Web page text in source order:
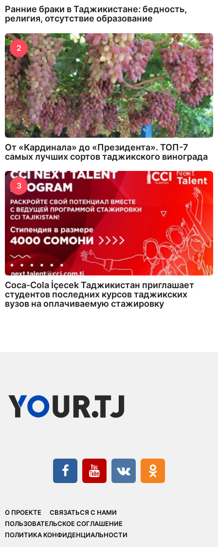
Ранние браки в Таджикистане: бедность,
религия, отсутствие образование
2
От «Кардинала» до «Президента». ТОП-7
самых лучших сортов таджикского винограда
3
Coca-Cola İçecek Таджикистан приглашает
студентов последних курсов таджикских
вузов на оплачиваемую стажировку
О ПРОЕКТЕ
СВЯЗАТЬСЯ С НАМИ
ПОЛЬЗОВАТЕЛЬСКОЕ СОГЛАШЕНИЕ
ПОЛИТИКА КОНФИДЕНЦИАЛЬНОСТИ